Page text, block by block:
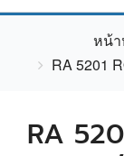
หน้
RA 5201
RA